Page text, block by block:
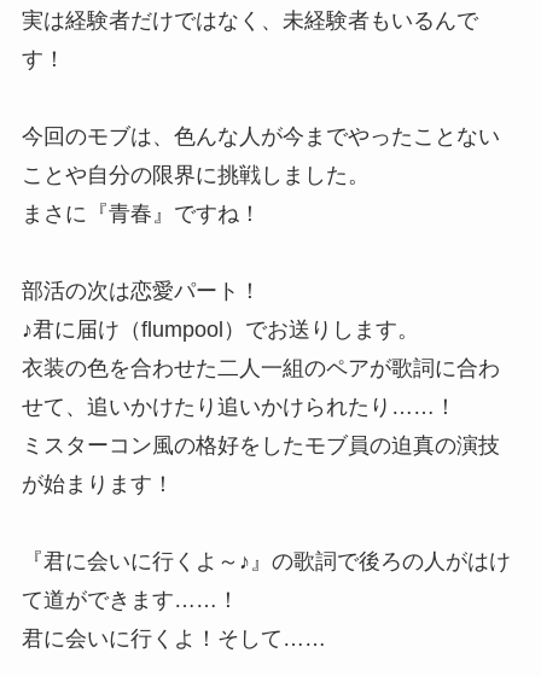
実は経験者だけではなく、未経験者もいるんで
す！
今回のモブは、色んな人が今までやったことない
ことや自分の限界に挑戦しました。
まさに『青春』ですね！
部活の次は恋愛パート！
♪君に届け（flumpool）でお送りします。
衣装の色を合わせた二人一組のペアが歌詞に合わ
せて、追いかけたり追いかけられたり……！
ミスターコン風の格好をしたモブ員の迫真の演技
が始まります！
『君に会いに行くよ～♪』の歌詞で後ろの人がはけ
て道ができます……！
君に会いに行くよ！そして……